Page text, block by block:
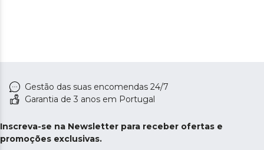
Gestão das suas encomendas 24/7
Garantia de 3 anos em Portugal
Inscreva-se na Newsletter para receber ofertas e
promoções exclusivas.